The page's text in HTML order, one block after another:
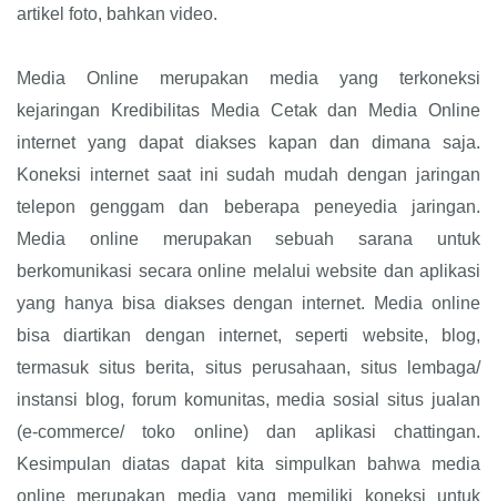
artikel foto, bahkan video.
Media Online merupakan media yang terkoneksi
kejaringan Kredibilitas Media Cetak dan Media Online
internet yang dapat diakses kapan dan dimana saja.
Koneksi internet saat ini sudah mudah dengan jaringan
telepon genggam dan beberapa peneyedia jaringan.
Media online merupakan sebuah sarana untuk
berkomunikasi secara online melalui website dan aplikasi
yang hanya bisa diakses dengan internet. Media online
bisa diartikan dengan internet, seperti website, blog,
termasuk situs berita, situs perusahaan, situs lembaga/
instansi blog, forum komunitas, media sosial situs jualan
(e-commerce/ toko online) dan aplikasi chattingan.
Kesimpulan diatas dapat kita simpulkan bahwa media
online merupakan media yang memiliki koneksi untuk